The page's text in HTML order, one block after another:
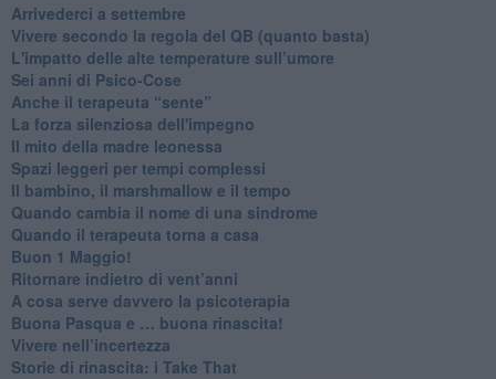
​Arrivederci a settembre
​Vivere secondo la regola del QB (quanto basta)
​L'impatto delle alte temperature sull’umore
Sei anni di Psico-Cose
​Anche il terapeuta “sente”
​La forza silenziosa dell'impegno
​Il mito della madre leonessa
Spazi leggeri per tempi complessi
Il bambino, il marshmallow e il tempo
​Quando cambia il nome di una sindrome
​Quando il terapeuta torna a casa
​Buon 1 Maggio!
Ritornare indietro di vent’anni
​A cosa serve davvero la psicoterapia
​Buona Pasqua e … buona rinascita!
​Vivere nell’incertezza
​Storie di rinascita: i Take That